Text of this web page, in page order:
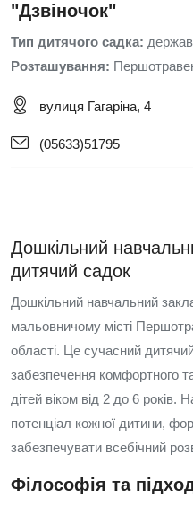
"Дзвіночок"
Тип дитячого садка:
Розташування:
вулиця Гагаріна, 4
(05633)51795
Дошкільний
дитячий садок
Дошкільний навчальний
мальовничому місті
області. Це сучасний
забезпечення комфортного
дітей віком від 2 до 6
потенціал кожної дитини,
забезпечувати всебічний
Філософія та